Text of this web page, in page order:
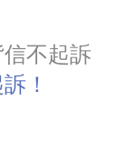
不起訴
！